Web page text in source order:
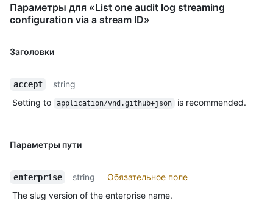
Параметры для «List one audit log streaming
configuration via a stream ID»
Заголовки
accept
string
Setting to
application/vnd.github+json is recommended.
Параметры пути
enterprise string
Обязательное поле
The slug version of the enterprise name.